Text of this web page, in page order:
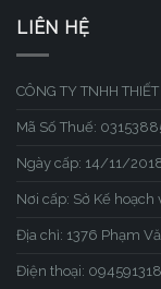
LIÊN HỆ
CÔNG TY TNHH
Mã Số Thuế:
Ngày cấp: 14/11/
Nơi cấp: Sở Kế hoạch
Địa chỉ: 1376 Phạm
Điện thoại: